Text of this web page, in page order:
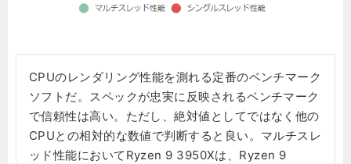
CPUのレンダリング性能を測れる定番のベンチマーク
ソフトだ。スペックが忠実に反映されるベンチマーク
で信頼性は高い。ただし、絶対値としてではなく他の
CPUとの相対的な数値で判断すると良い。マルチスレ
ッド性能においてRyzen 9 3950Xは、Ryzen 9